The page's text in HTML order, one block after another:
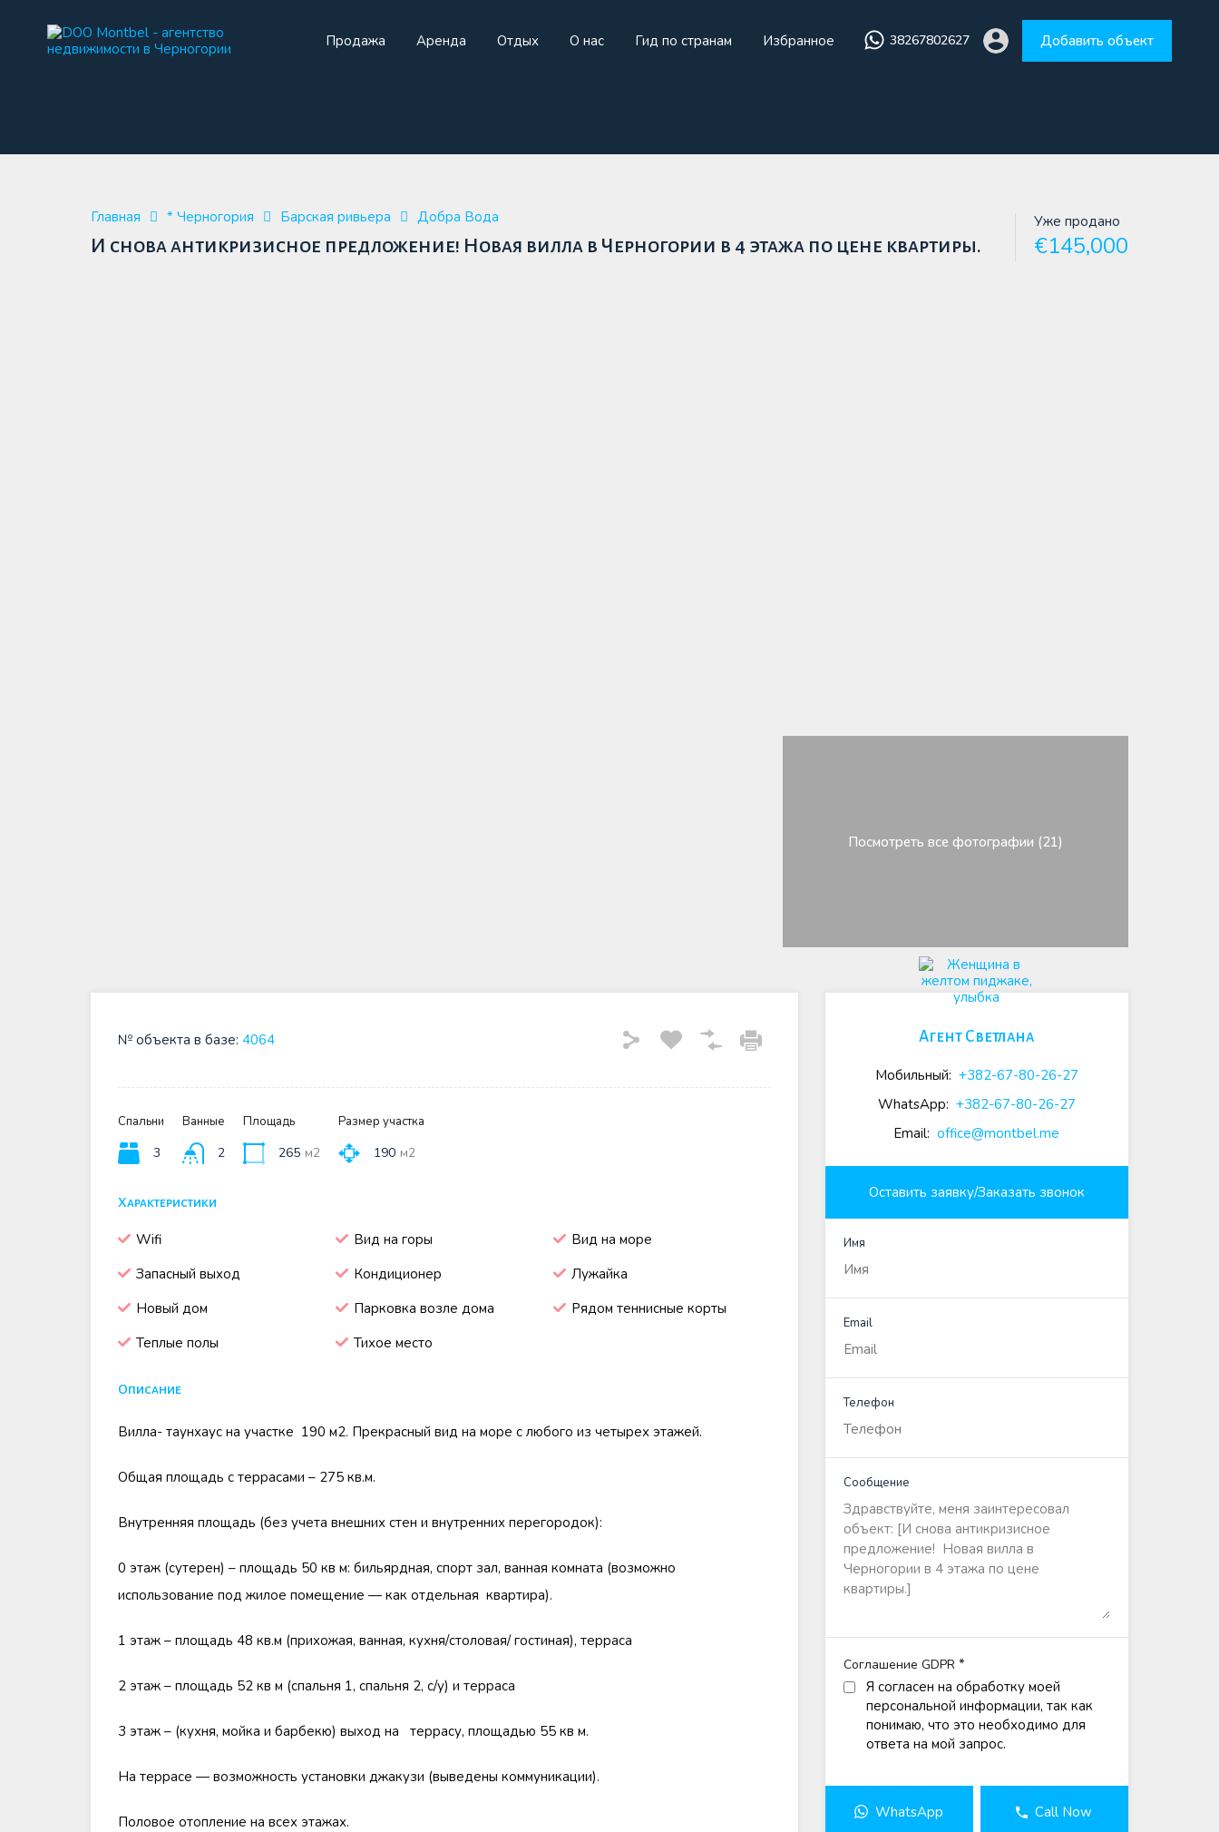
Продажа Аренда Отдых О нас Гид по странам Избранное 38267802627 Добавить объект
Продажа Аренда Отдых О нас Гид по странам Избранное 38267802627 Добавить объект
Главная * Черногория Барская ривьера Добра Вода
И снова антикризисное предложение! Новая вилла в Черногории в 4 этажа по цене квартиры.
Уже продано
€145,000
Посмотреть все фотографии (21)
№ объекта в базе: 4064
Спальни
3
Ванные
2
Площадь
265 м2
Размер участка
190 м2
Характеристики
Wifi Вид на горы
Вид на море
Запасный выход
Кондиционер
Лужайка
Новый дом
Парковка возле дома
Рядом теннисные корты
Теплые полы
Тихое место
Описание
Виллa- таунхаус на участке 190 м2. Прекрасный вид на море с любого из четырех этажей.
Общая площадь с террасами – 275 кв.м.
Внутренняя площадь (без учета внешних стен и внутренних перегородок):
0 этаж (сутерен) – площадь 50 кв м: бильярдная, спорт зал, ванная комната (возможно
использование под жилое помещение — как отдельная квартира).
1 этаж – площадь 48 кв.м (прихожая, ванная, кухня/столовая/ гостиная), терраса
2 этаж – площадь 52 кв м (спальня 1, спальня 2, с/у) и терраса
3 этаж – (кухня, мойка и барбекю) выход на террасу, площадью 55 кв м.
На террасе — возможность установки джакузи (выведены коммуникации).
Половое отопление на всех этажах.
Агент Светлана
Мобильный: +382-67-80-26-27
WhatsApp: +382-67-80-26-27
Email: office@montbel.me
Оставить заявку/Заказать звонок
Имя
Email
Телефон
Сообщение
Соглашение GDPR *
Я согласен на обработку моей
персональной информации, так как
понимаю, что это необходимо для
ответа на мой запрос.
WhatsApp Call Now